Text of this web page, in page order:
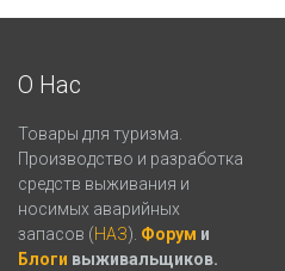
О Нас
Товары для туризма.
Производство и разработка
средств выживания и
носимых аварийных
запасов (НАЗ). Форум и
Блоги выживальщиков.